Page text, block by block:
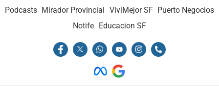
Podcasts Mirador Provincial VivíMejor SF Puerto Negocios
Notife Educacion SF